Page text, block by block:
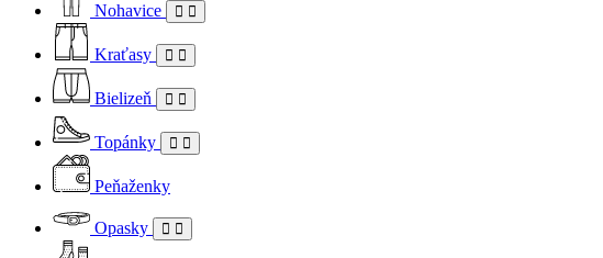
Nohavice
Kraťasy
Bielizeň
Topánky
Peňaženky
Opasky